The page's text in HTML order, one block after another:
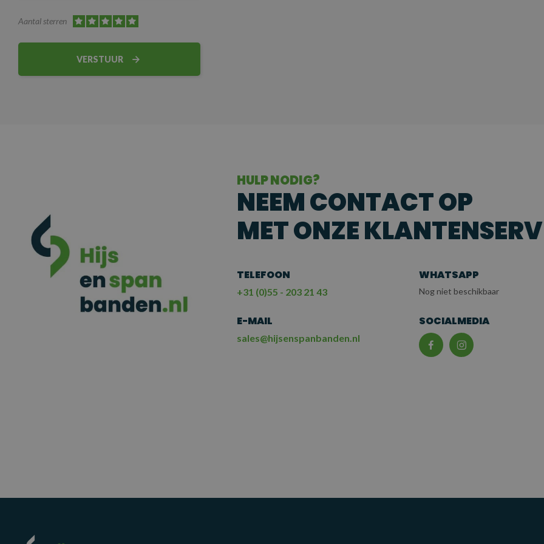
Aantal sterren
VERSTUUR
HULP NODIG?
NEEM CONTACT OP
MET ONZE
TELEFOON
+31 (0)55 - 203 21 43
WHATSAPP
Nog niet beschikbaar
E-MAIL
sales@hijsenspanbanden.nl
SOCIALMEDIA